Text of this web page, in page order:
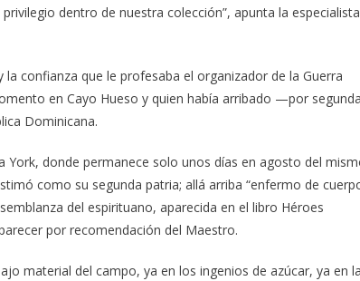
dentro de nuestra colección”, apunta la especialista
confianza que le profesaba el organizador de la Guerra
en Cayo Hueso y quien había arribado —por segunda
Dominicana.
York, donde permanece solo unos días en agosto del
como su segunda patria; allá arriba “enfermo de
del espirituano, aparecida en el libro Héroes
por recomendación del Maestro.
material del campo, ya en los ingenios de azúcar, ya en